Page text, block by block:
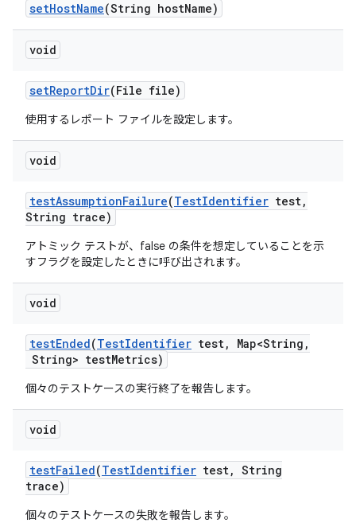
setHostName(String hostName)
void
setReportDir(File file)
使用するレポート ファイルを設定します。
void
testAssumptionFailure(TestIdentifier test,
String trace)
アトミック テストが、false の条件を想定していることを示
すフラグを設定したときに呼び出されます。
void
testEnded(TestIdentifier test, Map<String ,
String> testMetrics)
個々のテストケースの実行終了を報告します。
void
testFailed(TestIdentifier test, String
trace)
個々のテストケースの失敗を報告します。